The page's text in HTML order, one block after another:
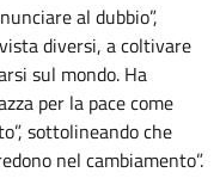
al dubbio”,
diversi, a coltivare
sul mondo. Ha
per la pace come
sottolineando che
nel cambiamento”.